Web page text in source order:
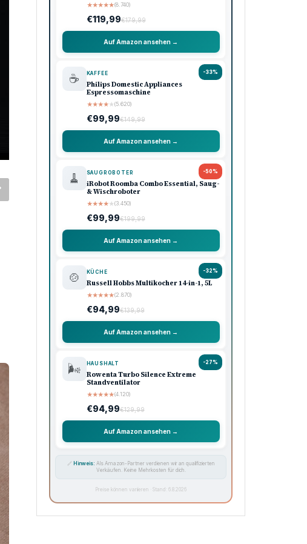
★★★★★(8.740)
€119,99€179,99
Auf Amazon ansehen →
-33%
☕ KAFFEE
Philips Domestic Appliances
Espressomaschine
★★★★★(5.620)
€99,99€149,99
Auf Amazon ansehen →
-50%
🧹 SAUGROBOTER
iRobot Roomba Combo Essential, Saug-
& Wischroboter
★★★★★(3.450)
€99,99€199,99
Auf Amazon ansehen →
-32%
🍲 KÜCHE
Russell Hobbs Multikocher 14-in-1, 5L
★★★★★(2.870)
€94,99€139,99
Auf Amazon ansehen →
-27%
🌬️ HAUSHALT
Rowenta Turbo Silence Extreme
Standventilator
★★★★★(4.120)
€94,99€129,99
Auf Amazon ansehen →
🔗 Hinweis: Als Amazon-Partner verdienen wir an qualifizierten
Verkäufen. Keine Mehrkosten für dich.
Preise können variieren · Stand: 6.8.2026